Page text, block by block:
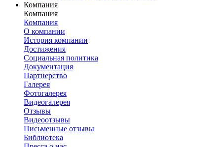
Компания
Компания
Компания
О компании
История компании
Достижения
Социальная политика
Документация
Партнерство
Галерея
Фотогалерея
Видеогалерея
Отзывы
Видеоотзывы
Письменные отзывы
Библиотека